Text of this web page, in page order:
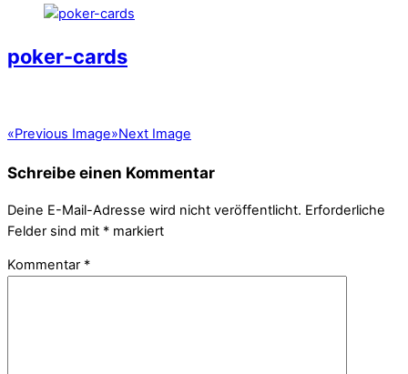
poker-cards
«Previous Image»Next Image
Schreibe einen Kommentar
Deine E-Mail-Adresse wird nicht veröffentlicht. Erforderliche
Felder sind mit * markiert
Kommentar *